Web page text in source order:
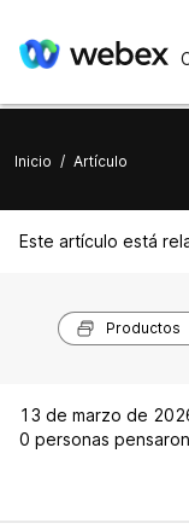
Inicio / Artículo
Este artículo está
Productos
13 de marzo de
0 personas